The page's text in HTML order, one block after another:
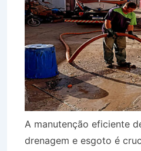
A manutenção eficiente
drenagem e esgoto é